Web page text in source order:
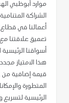
موارد أبوظبي
الشراكة
أعمالنا في
أسواقنا
هذا الامتياز
قيمة إضافية من
المتطورة
الرئيسية